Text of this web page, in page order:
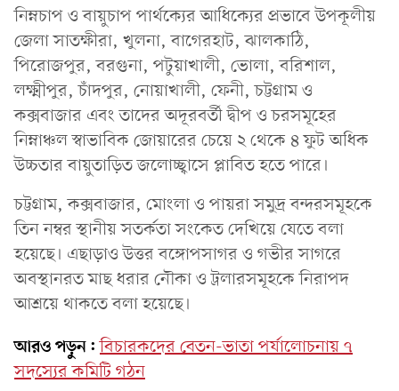
নিম্নচাপ ও বায়ুচাপ পার্থক্যের আধিক্যের প্রভাবে উপকূলীয়
জেলা সাতক্ষীরা, খুলনা, বাগেরহাট, ঝালকাঠি,
পিরোজপুর, বরগুনা, পটুয়াখালী, ভোলা, বরিশাল,
লক্ষ্মীপুর, চাঁদপুর, নোয়াখালী, ফেনী, চট্টগ্রাম ও
কক্সবাজার এবং তাদের অদূরবর্তী দ্বীপ ও চরসমূহের
নিম্নাঞ্চল স্বাভাবিক জোয়ারের চেয়ে ২ থেকে ৪ ফুট অধিক
উচ্চতার বায়ুতাড়িত জলোচ্ছ্বাসে প্লাবিত হতে পারে।
চট্টগ্রাম, কক্সবাজার, মোংলা ও পায়রা সমুদ্র বন্দরসমূহকে
তিন নম্বর স্থানীয় সতর্কতা সংকেত দেখিয়ে যেতে বলা
হয়েছে। এছাড়াও উত্তর বঙ্গোপসাগর ও গভীর সাগরে
অবস্থানরত মাছ ধরার নৌকা ও ট্রলারসমূহকে নিরাপদ
আশ্রয়ে থাকতে বলা হয়েছে।
আরও পড়ুন: বিচারকদের বেতন-ভাতা পর্যালোচনায় ৭
সদস্যের কমিটি গঠন